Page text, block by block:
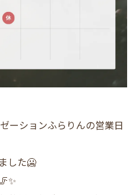
ーションふらりんの営業日
した🥶